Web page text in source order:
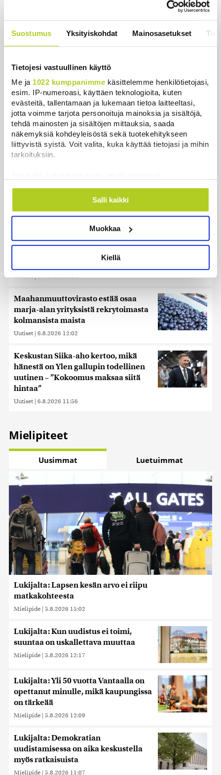
Suostumus Yksityiskohdat Mainosasetukset
Tietojesi vastuullinen käyttö
Me ja 1022 kumppanimme käsittelemme henkilötietojasi,
esim. IP-numeroasi, käyttäen teknologioita, kuten
evästeitä, tallentamaan ja lukemaan tietoa laitteeltasi,
jotta voimme tarjota personoituja mainoksia ja sisältöjä,
tehdä mainosten ja sisältöjen mittauksia, saada
näkemyksiä kohdeyleisöstä sekä tuotekehitykseen
liittyvistä syistä. Voit valita, kuka käyttää tietojasi ja mihin
tarkoituksiin.
Kerätä tietoja maantieteellisestä sijainnistasi,
mahdollisesti muutaman metrin tarkkuudella
ominaispiirteitä aktiivisesti (sormenjäljen
Lue lisää siitä, miten henkilötietojasi käsitellään ja miten
suostumustasi tai peruuttaa sen milloin vain
evästeilmoituksessa.
Käytämme evästeitä tarjoamamme sisällön ja mainosten
räätälöimiseen, sosiaalisen median ominaisuuksien
tukemiseen ja kävijämäärämme analysoimiseen. Lisäksi
jaamme sosiaalisen median, mainosalan ja analytiikka-
alan kumppaneillemme tietoja siitä, miten käytät
tietoja muihin tietoihin, joita olet antanut heille tai joita on
kerätty, kun olet käyttänyt heidän palvelujaan. Tietoja
saatetaan myös siirtää ulkomaille.
Salli kaikki
Muokkaa
Kiellä
kuullut Etelämantereen
Veriputouksesta?
Uutiset
Uusimmat Luetuimmat
Pohjois-Korea ampui tunnistamattoman ammuksen
Uutiset | 6.8.2026 12:14
Maahanmuuttovirasto estää osaa
marja-alan yrityksistä rekrytoimasta
kolmansista maista
Uutiset | 6.8.2026 12:02
Keskustan Siika-aho kertoo, mikä
hänestä on Ylen gallupin todellinen
uutinen – ”Kokoomus maksaa siitä
hintaa”
Uutiset | 6.8.2026 11:56
Mielipiteet
Uusimmat Luetuimmat
Lukijalta: Lapsen kesän arvo ei riipu
matkakohteesta
Mielipide | 5.8.2026 15:02
Lukijalta: Kun uudistus ei toimi,
suuntaa on uskallettava muuttaa
Mielipide | 5.8.2026 12:17
Lukijalta: Yli 50 vuotta Vantaalla on
opettanut minulle, mikä kaupungissa
on tärkeää
Mielipide | 5.8.2026 12:09
Lukijalta: Demokratian
uudistamisessa on aika keskustella
myös ratkaisuista
Mielipide | 5.8.2026 11:07